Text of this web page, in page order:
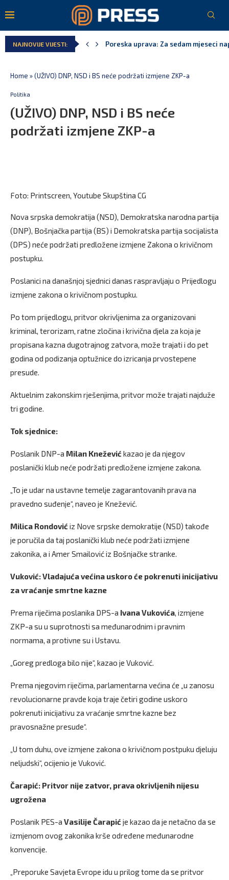
NAJNOVIJE VIJESTI:
Laković: Crna Gora nije dobila
Home »(UŽIVO) DNP, NSD i BS neće podržati izmjene ZKP-a
Politika
(UŽIVO) DNP, NSD i BS neće
podržati izmjene ZKP-a
Foto: Printscreen, Youtube Skupština CG
Nova srpska demokratija (NSD), Demokratska narodna partija
(DNP), Bošnjačka partija (BS) i Demokratska partija socijalista
(DPS) neće podržati predložene izmjene Zakona o krivičnom
postupku.
Poslanici na današnjoj sjednici danas raspravljaju o Prijedlogu
izmjene zakona o krivičnom postupku.
Po tom prijedlogu, pritvor okrivljenima za organizovani
kriminal, terorizam, ratne zločina i krivična djela za koja je
propisana kazna dugotrajnog zatvora, može trajati i do pet
godina od podizanja optužnice do izricanja prvostepene
presude.
Aktuelnim zakonskim rješenjima, pritvor može trajati najduže
tri godine.
Tok sjednice:
Poslanik DNP-a Milan Knežević kazao je da njegov
poslanički klub neće podržati predložene izmjene zakona.
„To je udar na ustavne temelje zagarantovanih prava na
pravedno suđenje“, naveo je Knežević.
Milica Rondović iz Nove srpske demokratije (NSD) takođe
je poručila da taj poslanički klub neće podržati izmjene
zakonika, a i Amer Smailović iz Bošnjačke stranke.
Vuković: Vladajuća većina uskoro će pokrenuti inicijativu
za vraćanje smrtne kazne
Prema riječima poslanika DPS-a Ivana Vukovića, izmjene
ZKP-a su u suprotnosti sa međunarodnim i pravnim
normama, a protivne su i Ustavu.
„Goreg predloga bilo nije“, kazao je Vuković.
Prema njegovim riječima, parlamentarna većina će „u zanosu
revolucionarne pravde koja traje četiri godine uskoro
pokrenuti inicijativu za vraćanje smrtne kazne bez
pravosnažne presude“.
„U tom duhu, ove izmjene zakona o krivičnom postpuku djeluju
neljudski“, ocijenio je Vuković.
Čarapić: Pritvor nije zatvor, prava okrivljenih nijesu
ugrožena
Poslanik PES-a Vasilije Čarapić je kazao da je netačno da se
izmjenom ovog zakonika krše određene međunarodne
konvencije.
„Preporuke Savjeta Evrope idu u prilog tome da se pritvor